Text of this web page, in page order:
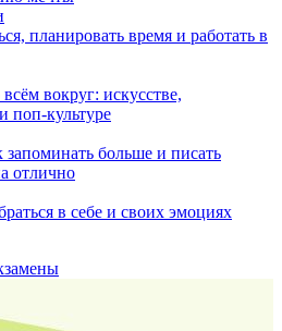
планировать время и работать в
вокруг: искусстве,
поп-культуре
запоминать больше и писать
отлично
в себе и своих эмоциях